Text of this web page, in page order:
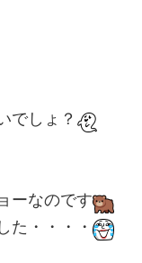
でしょ？
ーなのです
た・・・・